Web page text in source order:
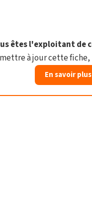
êtes l'exploitant de
à jour cette
En savoir plus